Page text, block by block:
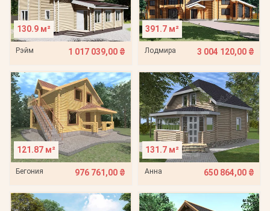
130.9 м²
Рэйм 1 017 039,00 ₴
391.7 м²
Лодмира 3 004 120,00 ₴
121.87 м²
Бегония 976 761,00 ₴
131.7 м²
Анна 650 864,00 ₴